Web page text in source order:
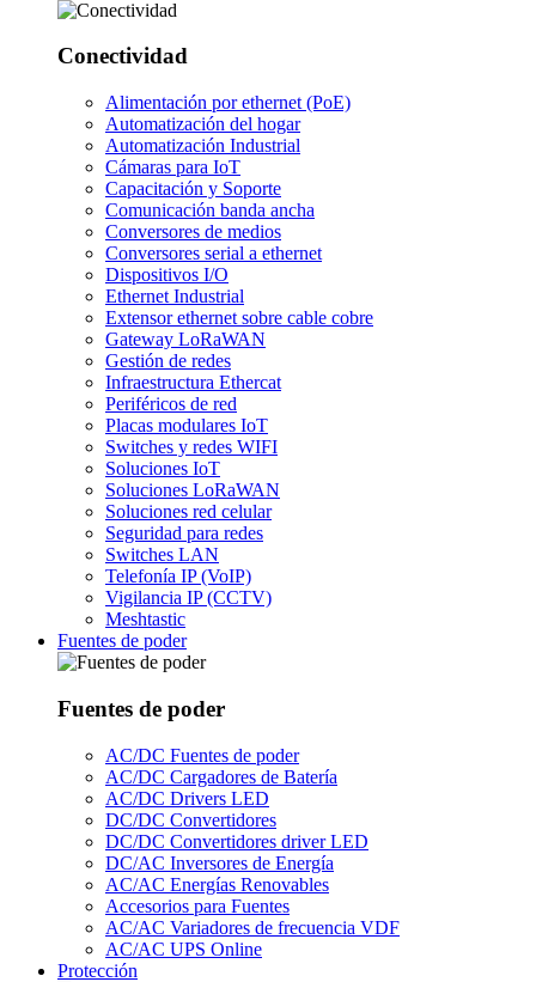
Conectividad
Alimentación por ethernet (PoE)
Automatización del hogar
Automatización Industrial
Cámaras para IoT
Capacitación y Soporte
Comunicación banda ancha
Conversores de medios
Conversores serial a ethernet
Dispositivos I/O
Ethernet Industrial
Extensor ethernet sobre cable cobre
Gateway LoRaWAN
Gestión de redes
Infraestructura Ethercat
Periféricos de red
Placas modulares IoT
Switches y redes WIFI
Soluciones IoT
Soluciones LoRaWAN
Soluciones red celular
Seguridad para redes
Switches LAN
Telefonía IP (VoIP)
Vigilancia IP (CCTV)
Meshtastic
Fuentes de poder
Fuentes de poder
AC/DC Fuentes de poder
AC/DC Cargadores de Batería
AC/DC Drivers LED
DC/DC Convertidores
DC/DC Convertidores driver LED
DC/AC Inversores de Energía
AC/AC Energías Renovables
Accesorios para Fuentes
AC/AC Variadores de frecuencia VDF
AC/AC UPS Online
Protección